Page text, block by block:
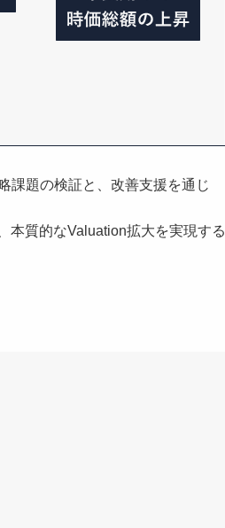
課題の検証と、改善支援を通じ
本質的なValuation拡大を実現する